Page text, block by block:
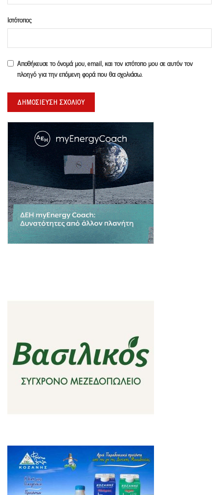
Ιστότοπος
Αποθήκευσε το όνομά μου, email, και τον ιστότοπο μου σε αυτόν τον
πλοηγό για την επόμενη φορά που θα σχολιάσω.